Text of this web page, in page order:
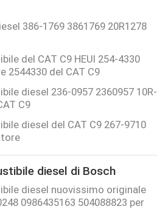
386-1769 3861769 20R1278
del CAT C9 HEUI 254-4330
2544330 del CAT C9
diesel 236-0957 2360957 10R-
C9
diesel del CAT C9 267-9710
diesel di Bosch
diesel nuovissimo originale
0986435163 504088823 per